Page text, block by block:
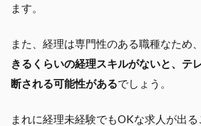
ます。
また、経理は専門性のある職種なため、
きるくらいの経理スキルがないと、テ
断される可能性があるでしょう。
まれに経理未経験でもOKな求人が出